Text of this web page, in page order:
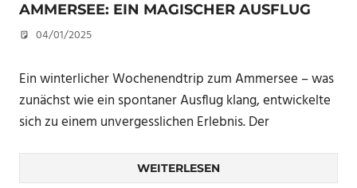
AMMERSEE: EIN MAGISCHER AUSFLUG
04/01/2025
Ein winterlicher Wochenendtrip zum Ammersee – was
zunächst wie ein spontaner Ausflug klang, entwickelte
sich zu einem unvergesslichen Erlebnis. Der
WEITERLESEN